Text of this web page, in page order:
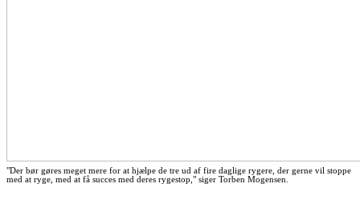
"Der bør gøres meget mere for at hjælpe de tre ud af fire daglige rygere, der gerne vil stoppe
med at ryge, med at få succes med deres rygestop," siger Torben Mogensen.